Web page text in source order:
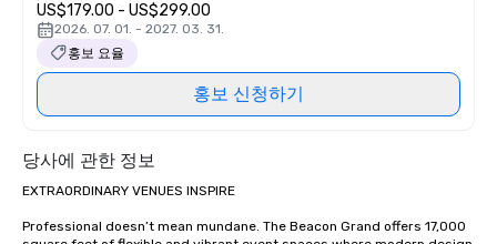
US$179.00 - US$299.00
2026. 07. 01. - 2027. 03. 31.
홍보 요율
홍보 신청하기
당사에 관한 정보
EXTRAORDINARY VENUES INSPIRE
Professional doesn’t mean mundane. The Beacon Grand offers 17,000